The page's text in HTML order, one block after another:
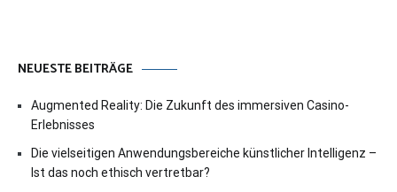
NEUESTE BEITRÄGE
Augmented Reality: Die Zukunft des immersiven Casino-
Erlebnisses
Die vielseitigen Anwendungsbereiche künstlicher Intelligenz –
Ist das noch ethisch vertretbar?